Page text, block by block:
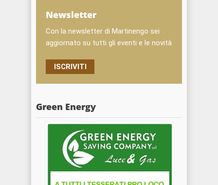
Newsletter
Con la newsletter di Martinengo sei
aggiornato su tutti gli eventi e le novità
ISCRIVITI
Green Energy